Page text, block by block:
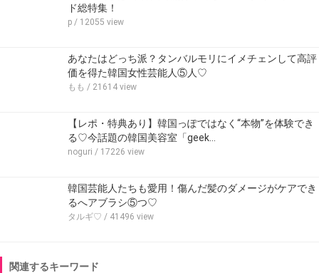
ド総特集！
p / 12055 view
あなたはどっち派？タンバルモリにイメチェンして高評
価を得た韓国女性芸能人⑤人♡
もも / 21614 view
【レポ・特典あり】韓国っぽではなく“本物”を体験でき
る♡今話題の韓国美容室「geek…
noguri / 17226 view
韓国芸能人たちも愛用！傷んだ髪のダメージがケアでき
るへアブラシ⑤つ♡
タルギ♡ / 41496 view
関連するキーワード